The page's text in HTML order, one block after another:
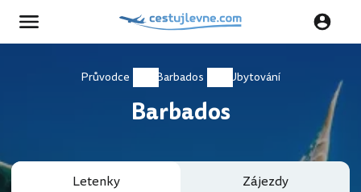
Průvodce Barbados Ubytování
Barbados
Letenky Zájezdy